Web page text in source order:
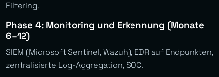
Filtering.
Phase 4: Monitoring und Erkennung (Monate
6–12)
SIEM (Microsoft Sentinel, Wazuh), EDR auf Endpunkten,
zentralisierte Log-Aggregation, SOC.